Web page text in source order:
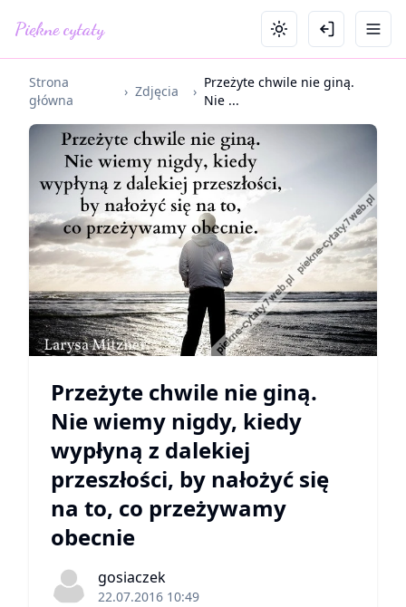
Piękne cytaty
Strona
główna
› Zdjęcia ›
Przeżyte chwile nie giną.
Nie ...
Przeżyte chwile nie giną.
Nie wiemy nigdy, kiedy
wypłyną z dalekiej
przeszłości, by nałożyć się
na to, co przeżywamy
obecnie
gosiaczek
22.07.2016 10:49